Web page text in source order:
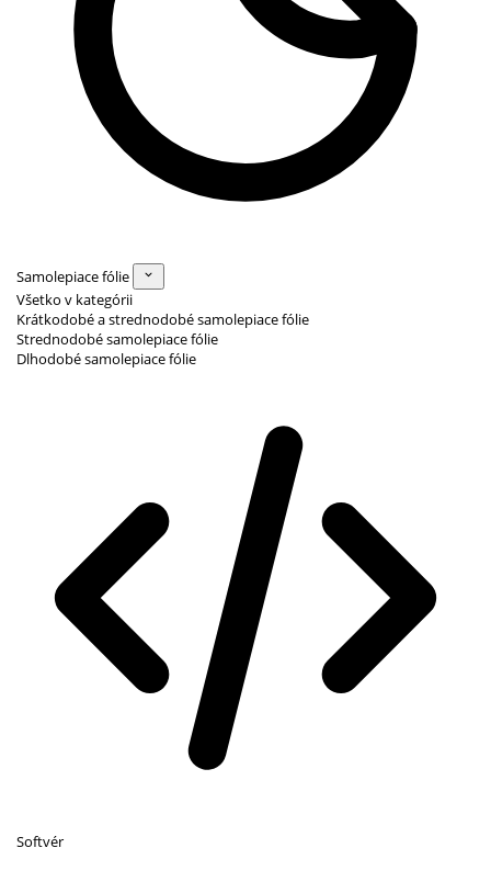
Samolepiace fólie
Všetko v kategórii
Krátkodobé a strednodobé samolepiace fólie
Strednodobé samolepiace fólie
Dlhodobé samolepiace fólie
Softvér